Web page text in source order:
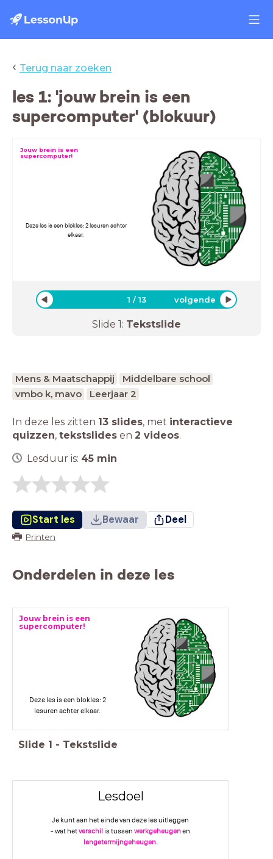
‹ Terug naar zoeken
les 1: 'jouw brein is een
supercomputer' (blokuur)
Jouw brein is een
supercomputer!
Deze les is een blokles: 2 lesuren achter
elkaar.
1 /13 volgende
Slide 1: Tekstslide
Mens & Maatschappij
Middelbare school
vmbo k, mavo
Leerjaar 2
In deze les zitten 13 slides, met interactieve
quizzen, tekstslides en 2 videos.
Lesduur is: 45 min
Start les Bewaar Deel
Printen
Onderdelen in deze les
Jouw brein is een
supercomputer!
Deze les is een blokles: 2
lesuren achter elkaar.
Slide 1 - Tekstslide
Lesdoel
Je kunt aan het einde van deze les uitleggen
- wat hetverschil is tussen werkgeheugenen
langetermijngeheugen.